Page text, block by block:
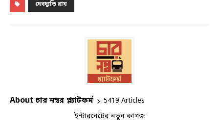
দেবদ্যুতি রায়
About চার নম্বর প্ল্যাটফর্ম
5419 Articles
ইন্টারনেটের নতুন কাগজ